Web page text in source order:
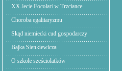
XX-lecie Focolari w Trzciance
Choroba egalitaryzmu
Skąd niemiecki cud gospodarczy
Bajka Sienkiewicza
O szkole sześciolatków